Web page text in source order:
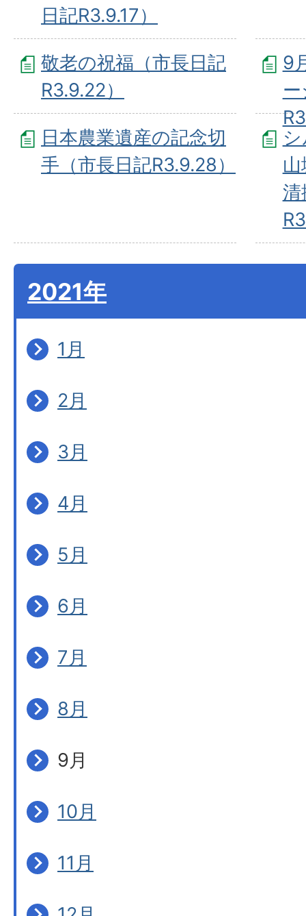
日記R3.9.17）
敬老の祝福（市長日記
R3.9.22）
9
日本農業遺産の記念切
手（市長日記R3.9.28）
清
2021年
1月
2月
3月
4月
5月
6月
7月
8月
9月
10月
11月